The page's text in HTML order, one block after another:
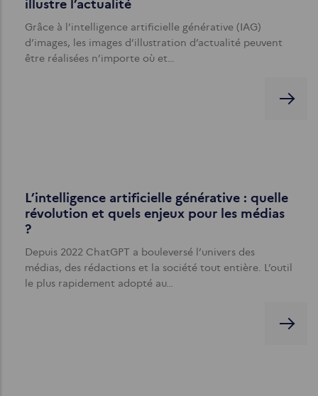
illustre l’actualité
Grâce à l’intelligence artificielle générative (IAG)
d’images, les images d’illustration d’actualité peuvent
être réalisées n’importe où et…
L’intelligence artificielle générative : quelle
révolution et quels enjeux pour les médias
?
Depuis 2022 ChatGPT a bouleversé l’univers des
médias, des rédactions et la société tout entière. L’outil
le plus rapidement adopté au…